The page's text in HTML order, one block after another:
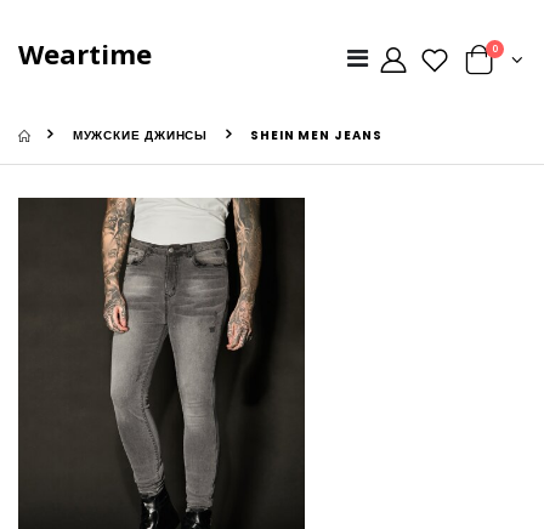
Weartime 0
МУЖСКИЕ ДЖИНСЫ SHEIN MEN JEANS